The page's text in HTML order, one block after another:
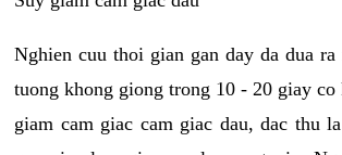
Nghien cuu thoi gian gan day da dua
tuong khong giong trong 10 - 20 giay co
giam cam giac cam giac dau, dac thu